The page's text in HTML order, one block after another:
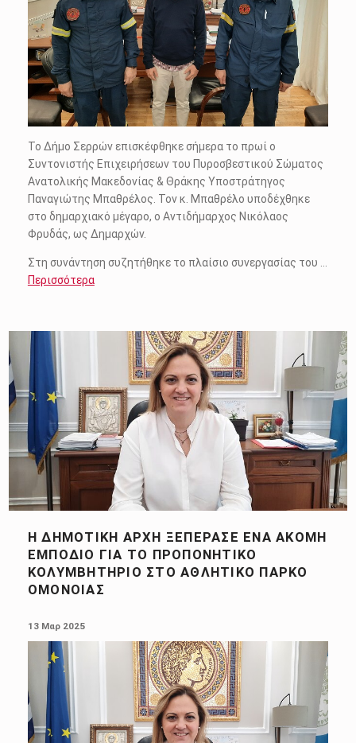
Το Δήμο Σερρών επισκέφθηκε σήμερα το πρωί ο
Συντονιστής Επιχειρήσεων του Πυροσβεστικού Σώματος
Ανατολικής Μακεδονίας & Θράκης Υποστράτηγος
Παναγιώτης Μπαθρέλος. Τον κ. Μπαθρέλο υποδέχθηκε
στο δημαρχιακό μέγαρο, ο Αντιδήμαρχος Νικόλαος
Φρυδάς, ως Δημαρχών.
Στη συνάντηση συζητήθηκε το πλαίσιο συνεργασίας του …
Περισσότερα
Η ΔΗΜΟΤΙΚΉ ΑΡΧΉ ΞΕΠΈΡΑΣΕ ΈΝΑ ΑΚΌΜΗ
ΕΜΠΌΔΙΟ ΓΙΑ ΤΟ ΠΡΟΠΟΝΗΤΙΚΌ
ΚΟΛΥΜΒΗΤΉΡΙΟ ΣΤΟ ΑΘΛΗΤΙΚΌ ΠΆΡΚΟ
ΟΜΌΝΟΙΑΣ
13 Μαρ 2025